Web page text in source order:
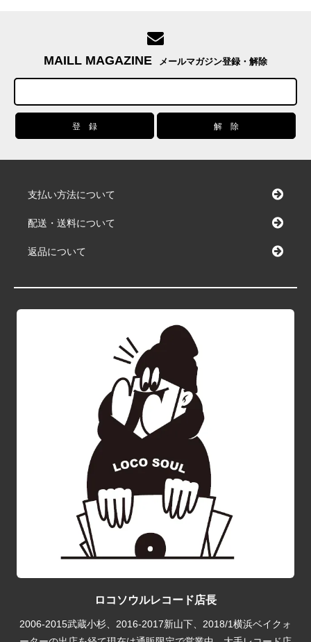
MAILL MAGAZINE メールマガジン登録・解除
支払い方法について
配送・送料について
返品について
ロコソウルレコード店長
2006-2015武蔵小杉、2016-2017新山下、2018/1横浜ベイクォ